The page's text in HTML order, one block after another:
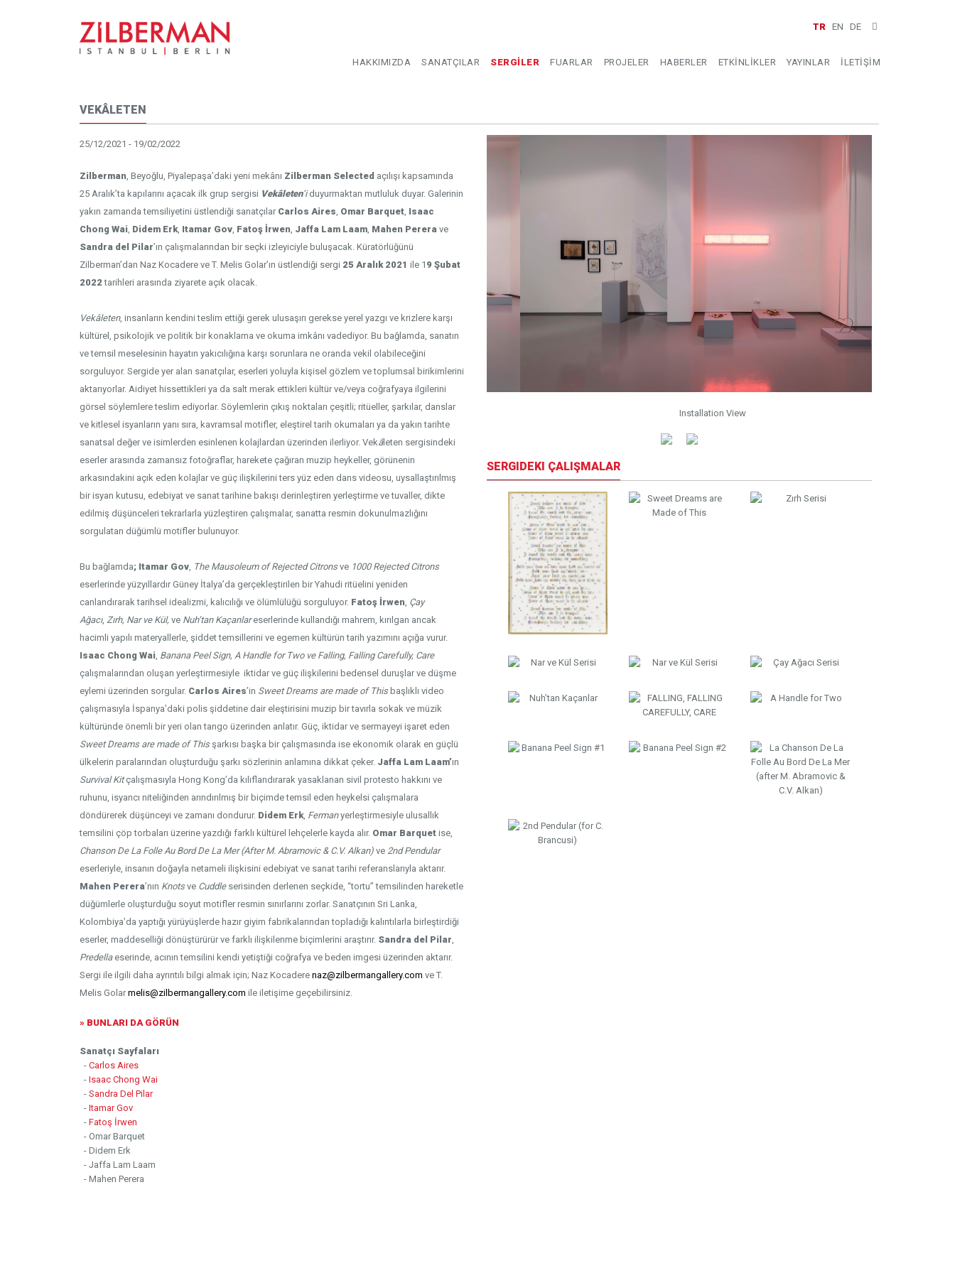
TR EN DE
HAKKIMIZDA SANATÇILAR SERGİLER FUARLAR PROJELER HABERLER ETKİNLİKLER YAYINLAR İLETİŞİM
VEKÂLETEN
25/12/2021 - 19/02/2022
Zilberman, Beyoğlu, Piyalepaşa’daki yeni mekânı Zilberman Selected açılışı kapsamında
25 Aralık’ta kapılarını açacak ilk grup sergisi Vekâleten’iduyurmaktan mutluluk duyar. Galerinin
yakın zamanda temsiliyetini üstlendiği sanatçılar Carlos Aires, Omar Barquet, Isaac
Chong Wai, Didem Erk, Itamar Gov, Fatoş İrwen, Jaffa Lam Laam, Mahen Perera ve
Sandra del Pilar’ın çalışmalarından bir seçki izleyiciyle buluşacak. Küratörlüğünü
Zilberman’dan Naz Kocadere ve T. Melis Golar’ın üstlendiği sergi 25 Aralık 2021 ile 1 9 Şubat
2022 tarihleri arasında ziyarete açık olacak.
Vekâleten, insanların kendini teslim ettiği gerek ulusaşırı gerekse yerel yazgı ve krizlere karşı
kültürel, psikolojik ve politik bir konaklama ve okuma imkânı vadediyor. Bu bağlamda, sanatın
ve temsil meselesinin hayatın yakıcılığına karşı sorunlara ne oranda vekil olabileceğini
sorguluyor. Sergide yer alan sanatçılar, eserleri yoluyla kişisel gözlem ve toplumsal birikimlerini
aktarıyorlar. Aidiyet hissettikleri ya da salt merak ettikleri kültür ve/veya coğrafyaya ilgilerini
görsel söylemlere teslim ediyorlar. Söylemlerin çıkış noktaları çeşitli; ritüeller, şarkılar, danslar
ve kitlesel isyanların yanı sıra, kavramsal motifler, eleştirel tarih okumaları ya da yakın tarihte
sanatsal değer ve isimlerden esinlenen kolajlardan üzerinden ilerliyor. Vekâleten sergisindeki
eserler arasında zamansız fotoğraflar, harekete çağıran muzip heykeller, görünenin
arkasındakini açık eden kolajlar ve güç ilişkilerini ters yüz eden dans videosu, uysallaştırılmış
bir isyan kutusu, edebiyat ve sanat tarihine bakışı derinleştiren yerleştirme ve tuvaller, dikte
edilmiş düşünceleri tekrarlarla yüzleştiren çalışmalar, sanatta resmin dokunulmazlığını
sorgulatan düğümlü motifler bulunuyor.
Bu bağlamda; Itamar Gov, The Mausoleum of Rejected Citronsve 1000 Rejected Citrons
eserlerinde yüzyıllardır Güney İtalya’da gerçekleştirilen bir Yahudi ritüelini yeniden
canlandırarak tarihsel idealizmi, kalıcılığı ve ölümlülüğü sorguluyor. Fatoş İrwen, Çay
Ağacı, Zırh, Nar ve Kül, ve Nuh’tan Kaçanlareserlerinde kullandığı mahrem, kırılgan ancak
hacimli yapılı materyallerle, şiddet temsillerini ve egemen kültürün tarih yazımını açığa vurur.
Isaac Chong Wai, Banana Peel Sign, A Handle for Two ve Falling, Falling Carefully, Care
çalışmalarından oluşan yerleştirmesiyle iktidar ve güç ilişkilerini bedensel duruşlar ve düşme
eylemi üzerinden sorgular. Carlos Aires’in Sweet Dreams are made of This başlıklı video
çalışmasıyla İspanya’daki polis şiddetine dair eleştirisini muzip bir tavırla sokak ve müzik
kültüründe önemli bir yeri olan tango üzerinden anlatır. Güç, iktidar ve sermayeyi işaret eden
Sweet Dreams are made of Thisşarkısı başka bir çalışmasında ise ekonomik olarak en güçlü
ülkelerin paralarından oluşturduğu şarkı sözlerinin anlamına dikkat çeker. Jaffa Lam Laam’ın
Survival Kitçalışmasıyla Hong Kong’da kılıflandırarak yasaklanan sivil protesto hakkını ve
ruhunu, isyancı niteliğinden arındırılmış bir biçimde temsil eden heykelsi çalışmalara
döndürerek düşünceyi ve zamanı dondurur. Didem Erk, Fermanyerleştirmesiyle ulusallık
temsilini çöp torbaları üzerine yazdığı farklı kültürel lehçelerle kayda alır. Omar Barquet ise,
Chanson De La Folle Au Bord De La Mer (After M. Abramovic & C.V. Alkan) ve 2nd Pendular
eserleriyle, insanın doğayla netameli ilişkisini edebiyat ve sanat tarihi referanslarıyla aktarır.
Mahen Perera’nın Knotsve Cuddle serisinden derlenen seçkide, “tortu” temsilinden hareketle
düğümlerle oluşturduğu soyut motifler resmin sınırlarını zorlar. Sanatçının Sri Lanka,
Kolombiya’da yaptığı yürüyüşlerde hazır giyim fabrikalarından topladığı kalıntılarla birleştirdiği
eserler, maddeselliği dönüştürürür ve farklı ilişkilenme biçimlerini araştırır. Sandra del Pilar,
Predella eserinde, acının temsilini kendi yetiştiği coğrafya ve beden imgesi üzerinden aktarır.
Sergi ile ilgili daha ayrıntılı bilgi almak için; Naz Kocadere naz@zilbermangallery.com ve T.
Melis Golar melis@zilbermangallery.com ile iletişime geçebilirsiniz.
» BUNLARI DA GÖRÜN
Sanatçı Sayfaları
- Carlos Aires
- Isaac Chong Wai
- Sandra Del Pilar
- Itamar Gov
- Fatoş İrwen
- Omar Barquet
- Didem Erk
- Jaffa Lam Laam
- Mahen Perera
Installation View Installation View
SERGIDEKI ÇALIŞMALAR